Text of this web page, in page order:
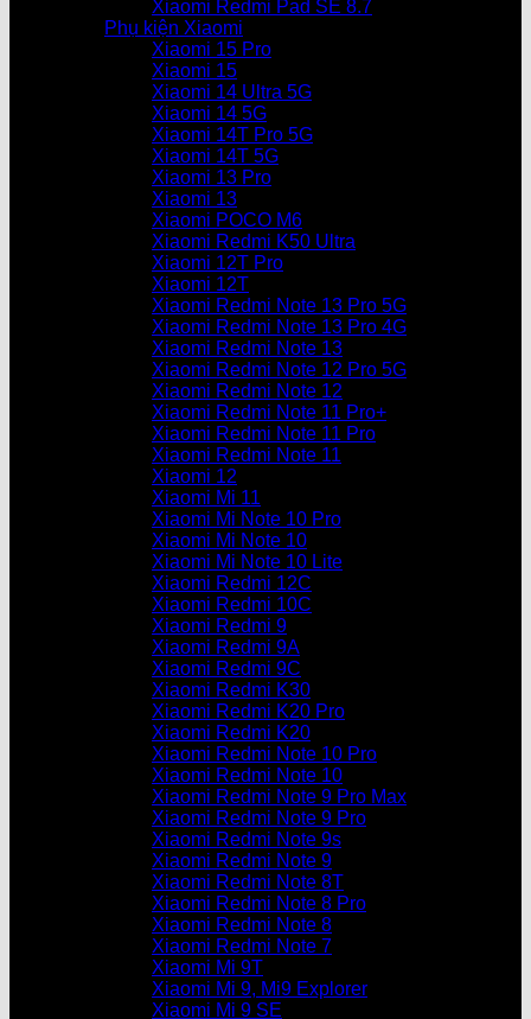
Xiaomi Redmi Pad SE 8.7
Phụ kiện Xiaomi
Xiaomi 15 Pro
Xiaomi 15
Xiaomi 14 Ultra 5G
Xiaomi 14 5G
Xiaomi 14T Pro 5G
Xiaomi 14T 5G
Xiaomi 13 Pro
Xiaomi 13
Xiaomi POCO M6
Xiaomi Redmi K50 Ultra
Xiaomi 12T Pro
Xiaomi 12T
Xiaomi Redmi Note 13 Pro 5G
Xiaomi Redmi Note 13 Pro 4G
Xiaomi Redmi Note 13
Xiaomi Redmi Note 12 Pro 5G
Xiaomi Redmi Note 12
Xiaomi Redmi Note 11 Pro+
Xiaomi Redmi Note 11 Pro
Xiaomi Redmi Note 11
Xiaomi 12
Xiaomi Mi 11
Xiaomi Mi Note 10 Pro
Xiaomi Mi Note 10
Xiaomi Mi Note 10 Lite
Xiaomi Redmi 12C
Xiaomi Redmi 10C
Xiaomi Redmi 9
Xiaomi Redmi 9A
Xiaomi Redmi 9C
Xiaomi Redmi K30
Xiaomi Redmi K20 Pro
Xiaomi Redmi K20
Xiaomi Redmi Note 10 Pro
Xiaomi Redmi Note 10
Xiaomi Redmi Note 9 Pro Max
Xiaomi Redmi Note 9 Pro
Xiaomi Redmi Note 9s
Xiaomi Redmi Note 9
Xiaomi Redmi Note 8T
Xiaomi Redmi Note 8 Pro
Xiaomi Redmi Note 8
Xiaomi Redmi Note 7
Xiaomi Mi 9T
Xiaomi Mi 9, Mi9 Explorer
Xiaomi Mi 9 SE